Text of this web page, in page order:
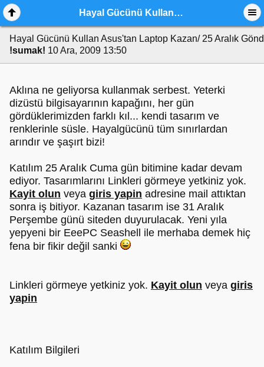
Hayal Gücünü Kullan Asus'tan Laptop Kazan/ 25 Aralık
Hayal Gücünü Kullan Asus'tan Laptop Kazan/ 25 Aralık
!sumak! 10 Ara, 2009 13:50
Aklına ne geliyorsa kullanmak serbest. Yeterki
dizüstü bilgisayarının kapağını, her gün
gördüklerimizden farklı kıl... kendi tasarım ve
renklerinle süsle. Hayalgücünü tüm sınırlardan
arındır ve şaşırt bizi!
Katılım 25 Aralık Cuma gün bitimine kadar devam
ediyor. Tasarımlarını Linkleri görmeye yetkiniz yok.
Kayit olun veya giris yapin adresine mail attıktan
sonra iş bitiyor. Kazanan tasarım ise 31 Aralık
Perşembe günü siteden duyurulacak. Yeni yıla
yepyeni bir EeePC Seashell ile merhaba demek hiç
fena bir fikir değil sanki
Linkleri görmeye yetkiniz yok. Kayit olun veya giris
yapin
Katılım Bilgileri